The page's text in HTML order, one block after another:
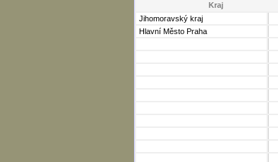
Kraj
Jihomoravský kraj
Hlavní Město Praha